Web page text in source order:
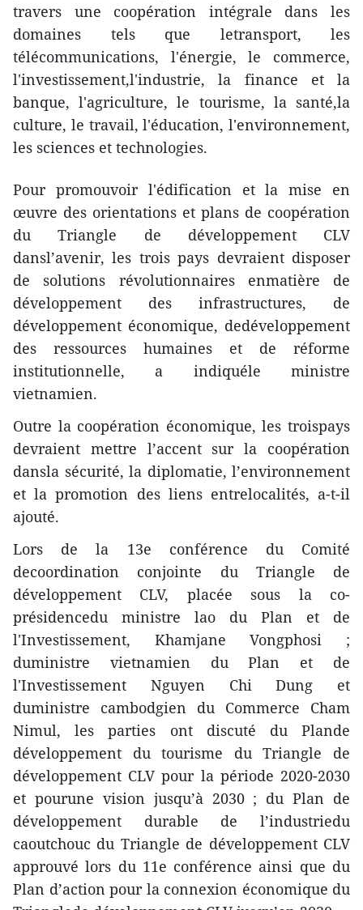
travers une coopération intégrale dans les
domaines tels que letransport, les
télécommunications, l'énergie, le commerce,
l'investissement,l'industrie, la finance et la
banque, l'agriculture, le tourisme, la santé,la
culture, le travail, l'éducation, l'environnement,
les sciences et technologies.
Pour promouvoir l'édification et la mise en
œuvre des orientations et plans de coopération
du Triangle de développement CLV
dansl’avenir, les trois pays devraient disposer
de solutions révolutionnaires enmatière de
développement des infrastructures, de
développement économique, dedéveloppement
des ressources humaines et de réforme
institutionnelle, a indiquéle ministre
vietnamien.
Outre la coopération économique, les troispays
devraient mettre l’accent sur la coopération
dansla sécurité, la diplomatie, l’environnement
et la promotion des liens entrelocalités, a-t-il
ajouté.
Lors de la 13e conférence du Comité
decoordination conjointe du Triangle de
développement CLV, placée sous la co-
présidencedu ministre lao du Plan et de
l'Investissement, Khamjane Vongphosi ;
duministre vietnamien du Plan et de
l'Investissement Nguyen Chi Dung et
duministre cambodgien du Commerce Cham
Nimul, les parties ont discuté du Plande
développement du tourisme du Triangle de
développement CLV pour la période 2020-2030
et pourune vision jusqu’à 2030 ; du Plan de
développement durable de l’industriedu
caoutchouc du Triangle de développement CLV
approuvé lors du 11e conférence ainsi que du
Plan d’action pour la connexion économique du